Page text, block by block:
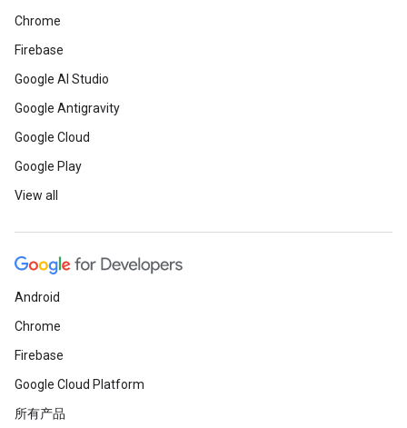
Chrome
Firebase
Google AI Studio
Google Antigravity
Google Cloud
Google Play
View all
Android
Chrome
Firebase
Google Cloud Platform
所有产品